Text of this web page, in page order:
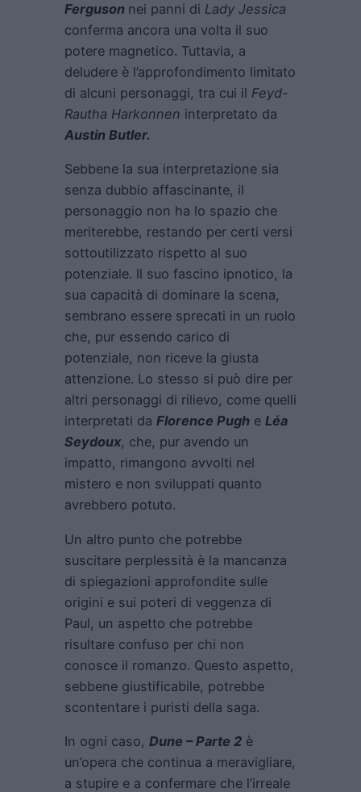
Ferguson nei panni di Lady Jessica
conferma ancora una volta il suo
potere magnetico. Tuttavia, a
deludere è l’approfondimento limitato
di alcuni personaggi, tra cui il Feyd-
Rautha Harkonnen interpretato da
Austin Butler.
Sebbene la sua interpretazione sia
senza dubbio affascinante, il
personaggio non ha lo spazio che
meriterebbe, restando per certi versi
sottoutilizzato rispetto al suo
potenziale. Il suo fascino ipnotico, la
sua capacità di dominare la scena,
sembrano essere sprecati in un ruolo
che, pur essendo carico di
potenziale, non riceve la giusta
attenzione. Lo stesso si può dire per
altri personaggi di rilievo, come quelli
interpretati da Florence Pugh e Léa
Seydoux, che, pur avendo un
impatto, rimangono avvolti nel
mistero e non sviluppati quanto
avrebbero potuto.
Un altro punto che potrebbe
suscitare perplessità è la mancanza
di spiegazioni approfondite sulle
origini e sui poteri di veggenza di
Paul, un aspetto che potrebbe
risultare confuso per chi non
conosce il romanzo. Questo aspetto,
sebbene giustificabile, potrebbe
scontentare i puristi della saga.
In ogni caso, Dune – Parte 2 è
un’opera che continua a meravigliare,
a stupire e a confermare che l’irreale